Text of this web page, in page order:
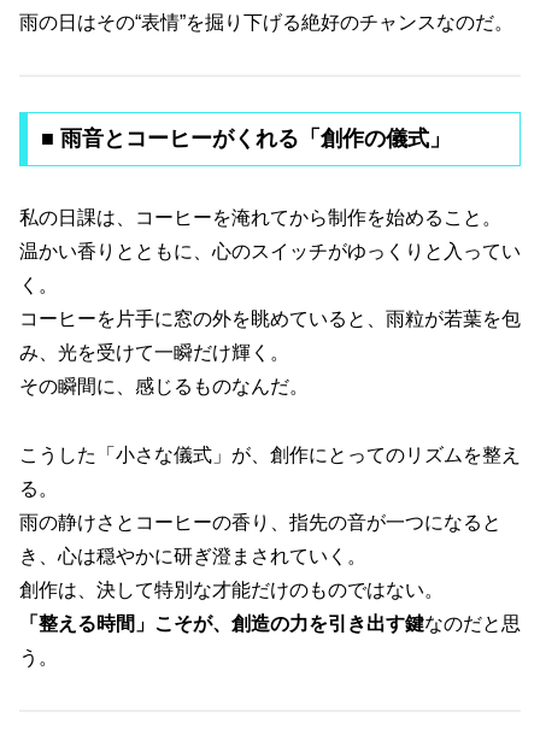
雨の日はその“表情”を掘り下げる絶好のチャンスなのだ。
■ 雨音とコーヒーがくれる「創作の儀式」
私の日課は、コーヒーを淹れてから制作を始めること。
温かい香りとともに、心のスイッチがゆっくりと入ってい
く。
コーヒーを片手に窓の外を眺めていると、雨粒が若葉を包
み、光を受けて一瞬だけ輝く。
その瞬間に、感じるものなんだ。
こうした「小さな儀式」が、創作にとってのリズムを整え
る。
雨の静けさとコーヒーの香り、指先の音が一つになると
き、心は穏やかに研ぎ澄まされていく。
創作は、決して特別な才能だけのものではない。
「整える時間」こそが、創造の力を引き出す鍵なのだと思
う。